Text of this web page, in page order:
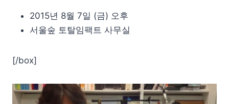
2015년 8월 7일 (금) 오후
서울숲 토탈임팩트 사무실
[/box]